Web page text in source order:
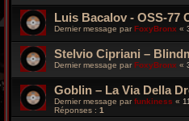
Luis Bacalov - OSS-77
Dernier message parFoxyBronx «
Stelvio Cipriani –
Dernier message par FoxyBronx «
Goblin – La Via Della
Dernier message parfunkiness «
Réponses : 1